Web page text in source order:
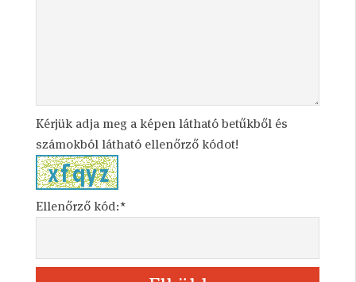
Kérjük adja meg a képen látható betűkből és
számokból látható ellenőrző kódot!
Ellenőrző kód:*